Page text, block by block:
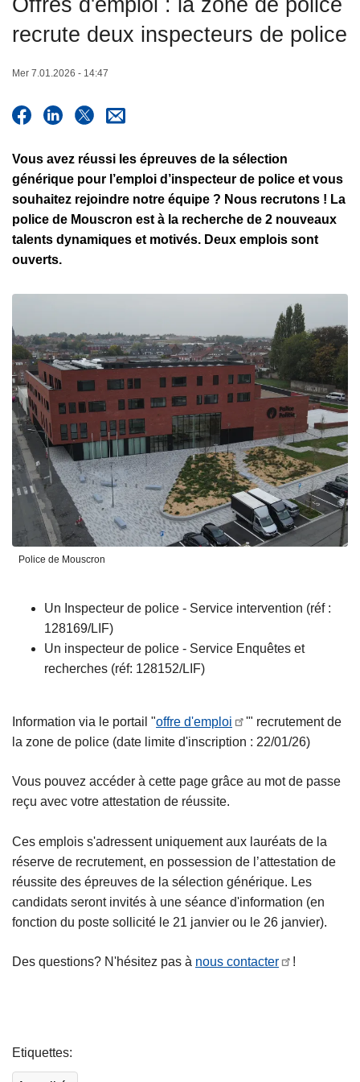
Offres d'emploi : la zone de police
recrute deux inspecteurs de police
Mer 7.01.2026 - 14:47
Vous avez réussi les épreuves de la sélection
générique pour l’emploi d’inspecteur de police et vous
souhaitez rejoindre notre équipe ? Nous recrutons ! La
police de Mouscron est à la recherche de 2 nouveaux
talents dynamiques et motivés. Deux emplois sont
ouverts.
Police de Mouscron
Un Inspecteur de police - Service intervention (réf :
128169/LIF)
Un inspecteur de police - Service Enquêtes et
recherches (réf: 128152/LIF)
Information via le portail "offre d'emploi
'" recrutement de
la zone de police (date limite d'inscription : 22/01/26)
Vous pouvez accéder à cette page grâce au mot de passe
reçu avec votre attestation de réussite.
Ces emplois s'adressent uniquement aux lauréats de la
réserve de recrutement, en possession de l’attestation de
réussite des épreuves de la sélection générique. Les
candidats seront invités à une séance d'information (en
fonction du poste sollicité le 21 janvier ou le 26 janvier).
Des questions? N'hésitez pas à nous contacter !
Etiquettes
e
l